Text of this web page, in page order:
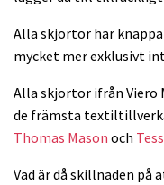
Alla skjortor har
mycket mer exklusivt
Alla skjortor ifrån Viero
de främsta
Thomas Mason och
Vad är då skillnaden på